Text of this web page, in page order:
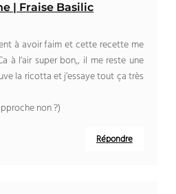
| Fraise Basilic
à avoir faim et cette recette me
à l’air super bon,, il me reste une
la ricotta et j’essaye tout ça très
non ?)
Répondre